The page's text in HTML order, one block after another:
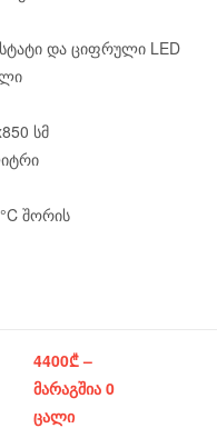
და ციფრული LED
სმ
შორის
4400₾–
მარაგშია 0
ცალი